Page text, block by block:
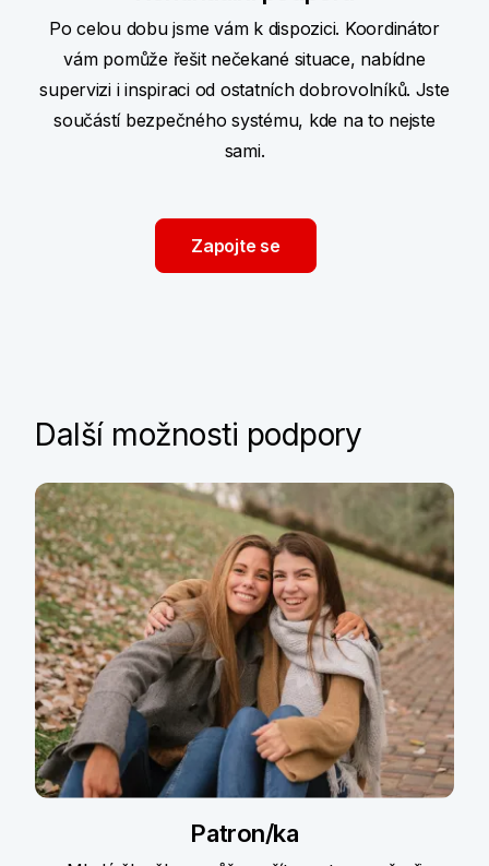
Po celou dobu jsme vám k dispozici. Koordinátor
vám pomůže řešit nečekané situace, nabídne
supervizi i inspiraci od ostatních dobrovolníků. Jste
součástí bezpečného systému, kde na to nejste
sami.
Zapojte se
Další možnosti podpory
Patron/ka